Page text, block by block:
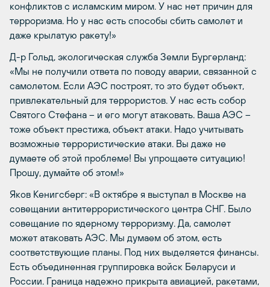
конфликтов с исламским миром. У нас нет причин для
терроризма. Но у нас есть способы сбить самолет и
даже крылатую ракету!»
Д-р Гольд, экологическая служба Земли Бургерланд:
«Мы не получили ответа по поводу аварии, связанной с
самолетом. Если АЭС построят, то это будет объект,
привлекательный для террористов. У нас есть собор
Святого Стефана – и его могут атаковать. Ваша АЭС –
тоже объект престижа, объект атаки. Надо учитывать
возможные террористические атаки. Вы даже не
думаете об этой проблеме! Вы упрощаете ситуацию!
Прошу, думайте об этом!»
Яков Кенигсберг: «В октябре я выступал в Москве на
совещании антитеррористического центра СНГ. Было
совещание по ядерному терроризму. Да, самолет
может атаковать АЭС. Мы думаем об этом, есть
соответствующие планы. Под них выделяется финансы.
Есть объединенная группировка войск Беларуси и
России. Граница надежно прикрыта авиацией, ракетами,